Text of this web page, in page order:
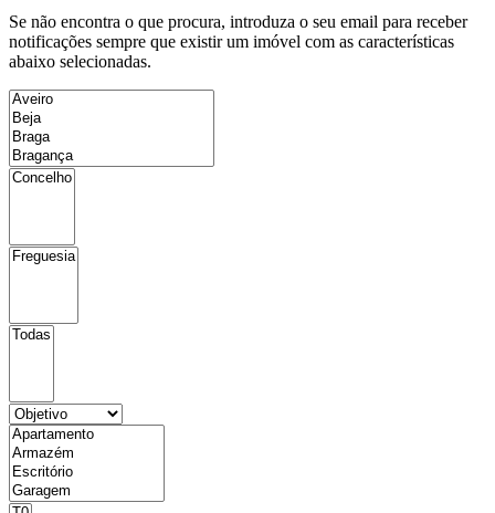
Se não encontra o que procura, introduza o seu email para receber
notificações sempre que existir um imóvel com as características
abaixo selecionadas.